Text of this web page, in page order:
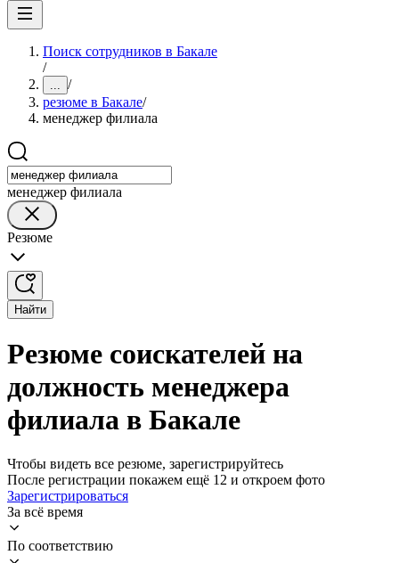
Поиск сотрудников в Бакале
/
... /
резюме в Бакале/
менеджер филиала
менеджер филиала
Резюме
Найти
Резюме соискателей на
должность менеджера
филиала в Бакале
Чтобы видеть все резюме, зарегистрируйтесь
После регистрации покажем ещё 12 и откроем фото
Зарегистрироваться
За всё время
По соответствию